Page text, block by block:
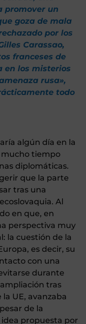
promover un
goza de mala
por los
Carassao,
franceses de
en los misterios
rusa»,
todo
algún día en la
mucho tiempo
diplomáticas.
que la parte
tras una
Al
en que, en
perspectiva muy
la cuestión de la
es decir, su
con una
durante
tras
UE, avanzaba
de la
propuesta por